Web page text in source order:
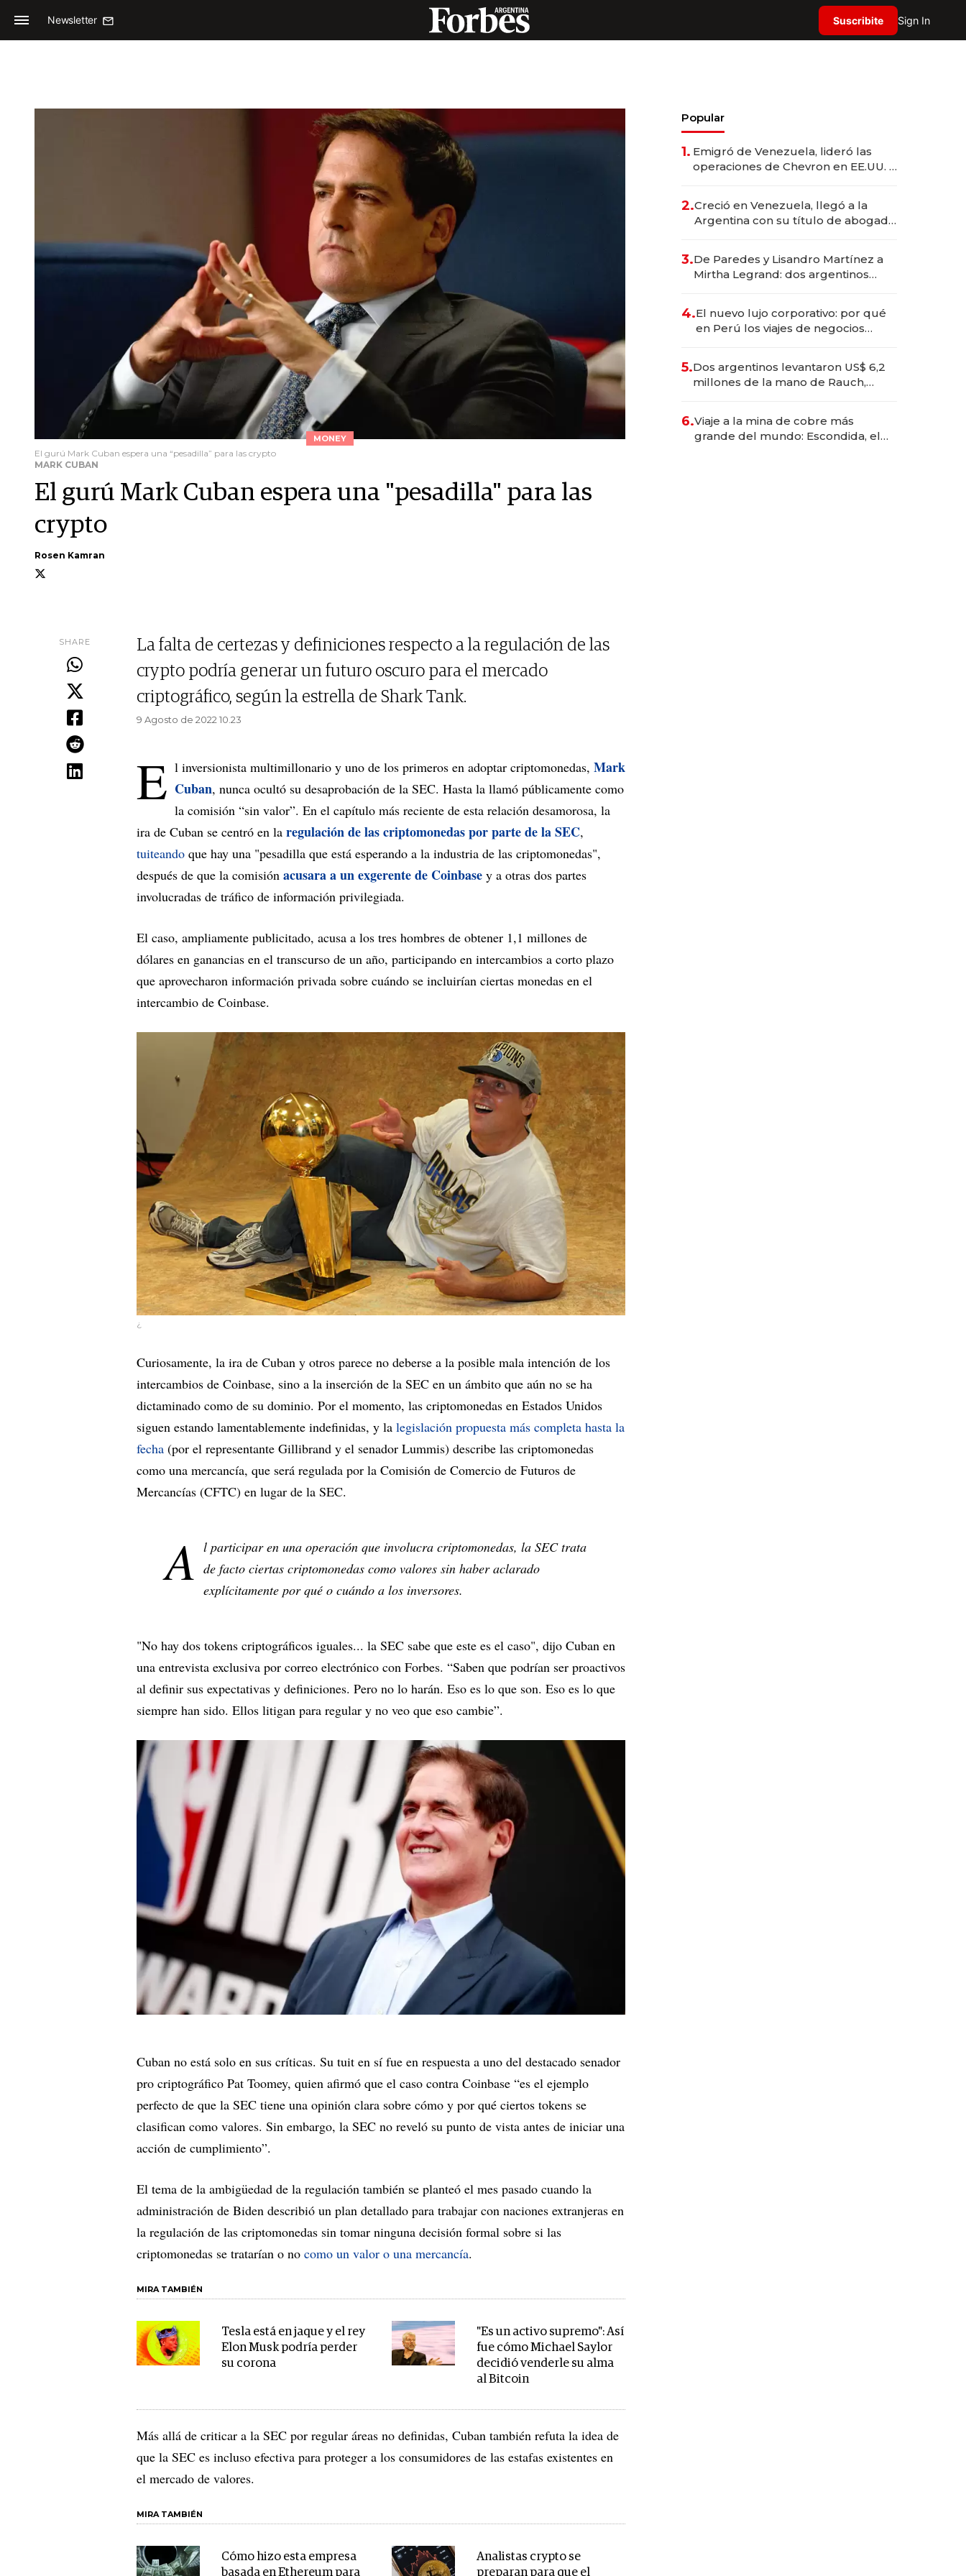
Newsletter Suscribite Sign In
MONEY
El gurú Mark Cuban espera una “pesadilla” para las crypto
MARK CUBAN
El gurú Mark Cuban espera una "pesadilla" para las
crypto
Rosen Kamran
SHARE
La falta de certezas y definiciones respecto a la regulación de las
crypto podría generar un futuro oscuro para el mercado
criptográfico, según la estrella de Shark Tank.
9 Agosto de 2022 10.23
E l inversionista multimillonario y uno de los primeros en adoptar criptomonedas, Mark
Cuban, nunca ocultó su desaprobación de la SEC. Hasta la llamó públicamente como
la comisión “sin valor”. En el capítulo más reciente de esta relación desamorosa, la
ira de Cuban se centró en la regulación de las criptomonedas por parte de la SEC,
tuiteando que hay una "pesadilla que está esperando a la industria de las criptomonedas",
después de que la comisión acusara a un exgerente de Coinbase y a otras dos partes
involucradas de tráfico de información privilegiada.
El caso, ampliamente publicitado, acusa a los tres hombres de obtener 1,1 millones de
dólares en ganancias en el transcurso de un año, participando en intercambios a corto plazo
que aprovecharon información privada sobre cuándo se incluirían ciertas monedas en el
intercambio de Coinbase.
¿
Curiosamente, la ira de Cuban y otros parece no deberse a la posible mala intención de los
intercambios de Coinbase, sino a la inserción de la SEC en un ámbito que aún no se ha
dictaminado como de su dominio. Por el momento, las criptomonedas en Estados Unidos
siguen estando lamentablemente indefinidas, y la legislación propuesta más completa hasta la
fecha (por el representante Gillibrand y el senador Lummis) describe las criptomonedas
como una mercancía, que será regulada por la Comisión de Comercio de Futuros de
Mercancías (CFTC) en lugar de la SEC.
A l participar en una operación que involucra criptomonedas, la SEC trata
de facto ciertas criptomonedas como valores sin haber aclarado
explícitamente por qué o cuándo a los inversores.
"No hay dos tokens criptográficos iguales... la SEC sabe que este es el caso", dijo Cuban en
una entrevista exclusiva por correo electrónico con Forbes. “Saben que podrían ser proactivos
al definir sus expectativas y definiciones. Pero no lo harán. Eso es lo que son. Eso es lo que
siempre han sido. Ellos litigan para regular y no veo que eso cambie”.
Cuban no está solo en sus críticas. Su tuit en sí fue en respuesta a uno del destacado senador
pro criptográfico Pat Toomey, quien afirmó que el caso contra Coinbase “es el ejemplo
perfecto de que la SEC tiene una opinión clara sobre cómo y por qué ciertos tokens se
clasifican como valores. Sin embargo, la SEC no reveló su punto de vista antes de iniciar una
acción de cumplimiento”.
El tema de la ambigüedad de la regulación también se planteó el mes pasado cuando la
administración de Biden describió un plan detallado para trabajar con naciones extranjeras en
la regulación de las criptomonedas sin tomar ninguna decisión formal sobre si las
criptomonedas se tratarían o no como un valor o una mercancía.
MIRA TAMBIÉN
Tesla está en jaque y el rey
Elon Musk podría perder
su corona
"Es un activo supremo": Así
fue cómo Michael Saylor
decidió venderle su alma
al Bitcoin
Más allá de criticar a la SEC por regular áreas no definidas, Cuban también refuta la idea de
que la SEC es incluso efectiva para proteger a los consumidores de las estafas existentes en
el mercado de valores.
MIRA TAMBIÉN
Cómo hizo esta empresa
basada en Ethereum para
Analistas crypto se
preparan para que el
Popular
1. Emigró de Venezuela, lideró las
operaciones de Chevron en EE.UU. y
2.Creció en Venezuela, llegó a la
Argentina con su título de abogado
marcas "fast premium"
3.De Paredes y Lisandro Martínez a
Mirtha Legrand: dos argentinos
4.El nuevo lujo corporativo: por qué
en Perú los viajes de negocios
transformadoras
5.Dos argentinos levantaron US$ 6,2
millones de la mano de Rauch,
6.Viaje a la mina de cobre más
grande del mundo: Escondida, el